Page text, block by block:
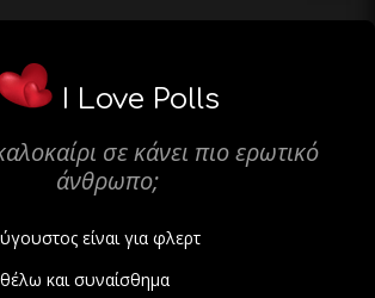
I Love Polls
σε κάνει πιο ερωτικό
άνθρωπο;
είναι για φλερτ
και συναίσθημα